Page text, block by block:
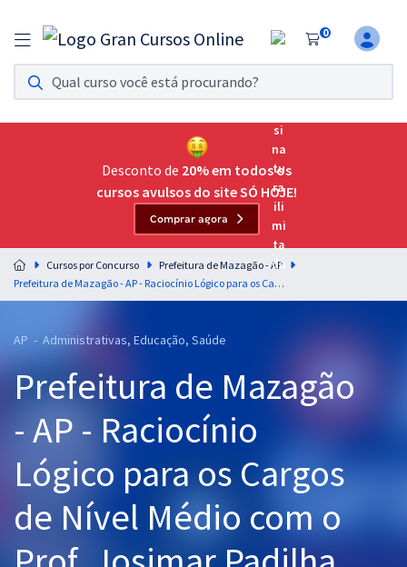
0
Assinatura Ilimitada 11
Acesso a todos os cursos. Teste grátis por 7 dias!
Assinatura OAB Até Passar
Acesso ilimitado a toda preparação para o Exame da
Residências Multiprofissionais
Preparação completa e intensiva para as principais
residências em saúde do Brasil
Cursos 20% OFF
Graduação
OAB
Mentorias
Desconto de 20% em todos os
cursos avulsos do site SÓ HOJE!
Comprar agora
Cursos por Concurso
Prefeitura de Mazagão - AP
Prefeitura de Mazagão - AP - Raciocínio Lógico para os Cargos de Nível Médio com o Prof. Josimar Padilha (Aulas de Vídeo e PDF)
AP - Administrativas, Educação, Saúde
Prefeitura de Mazagão
- AP - Raciocínio
Lógico para os Cargos
de Nível Médio com o